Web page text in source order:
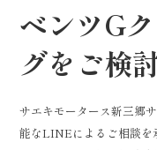
ベンツG
グをご検
サエキモータース新三郷
能なLINEによるご相談を